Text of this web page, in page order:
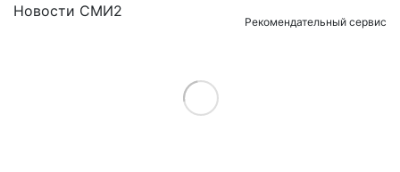
Новости СМИ2
Рекомендательный сервис
Load More